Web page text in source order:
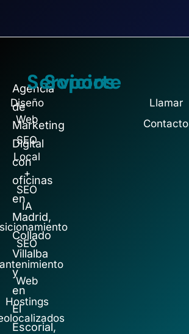
Agencia
de
Marketing
Digital
con
oficinas
en
Madrid,
Collado
Villalba
y
en
El
Escorial,
Servicios
Diseño
Web
SEO
Local
+
SEO
IA
SEO
Web
Hostings
Soporte
Llamar
Contacto